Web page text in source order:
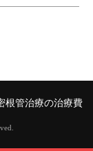
根管治療の治療費